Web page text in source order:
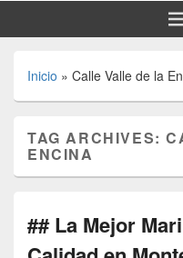
Inicio » Calle Valle de la
TAG ARCHIVES:
ENCINA
## La Mejor